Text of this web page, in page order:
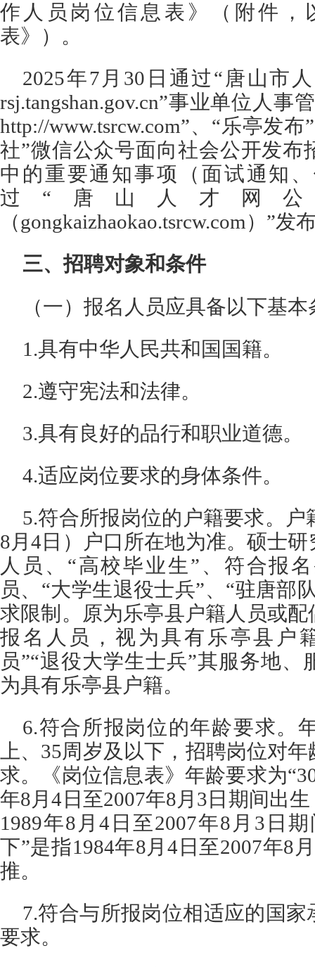
作人员岗位信息表》（附件，
表》）。
2025年7月30日通过“唐山市
rsj.tangshan.gov.cn”事业单位人事
http://www.tsrcw.com”、“乐亭发
社”微信公众号面向社会公开发布
中的重要通知事项（面试通知
过“唐山人才网
（gongkaizhaokao.tsrcw.com）”发
三、招聘对象和条件
（一）报名人员应具备以下基
1.具有中华人民共和国国籍。
2.遵守宪法和法律。
3.具有良好的品行和职业道德。
4.适应岗位要求的身体条件。
5.符合所报岗位的户籍要求。户
8月4日）户口所在地为准。硕士
人员、“高校毕业生”、符合报
员、“大学生退役士兵”、“驻唐部
求限制。原为乐亭县户籍人员或
报名人员，视为具有乐亭县户
员”“退役大学生士兵”其服务地
为具有乐亭县户籍。
6.符合所报岗位的年龄要求。
上、35周岁及以下，招聘岗位对
求。《岗位信息表》年龄要求为
年8月4日至2007年8月3日期间出
1989年8月4日至2007年8月3日
下”是指1984年8月4日至2007年8
推。
7.符合与所报岗位相适应的国
要求。